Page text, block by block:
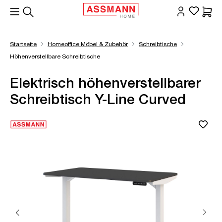
springen
Startseite Homeoffice Möbel & Zubehör
Schreibtische
Höhenverstellbare Schreibtische
Elektrisch höhenverstellbarer
Schreibtisch Y-Line Curved